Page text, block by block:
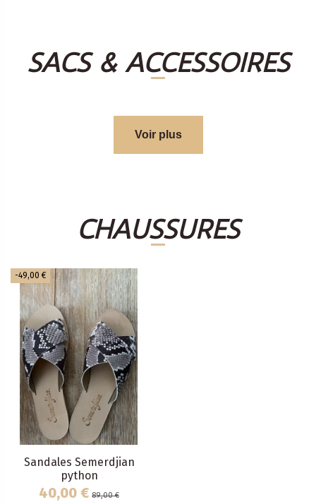
SACS & ACCESSOIRES
Voir plus
CHAUSSURES
-49,00 €
Sandales Semerdjian
python
40,00 € 89,00 €